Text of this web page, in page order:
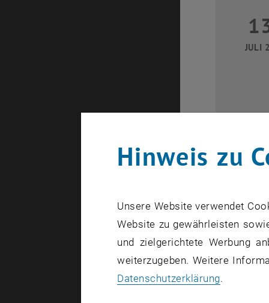
JULI
JULI
Hinweis zu
Unsere Website verwendet
Website zu gewährleisten
und zielgerichtete Werbung
weiterzugeben. Weitere
Datenschutzerklärung.